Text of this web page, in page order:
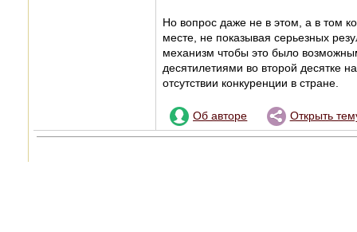
Но вопрос даже не в этом, а в том
месте, не показывая серьезных
механизм чтобы это было
десятилетиями во второй десятке
отсутствии конкуренции в стране.
Об авторе Открыть